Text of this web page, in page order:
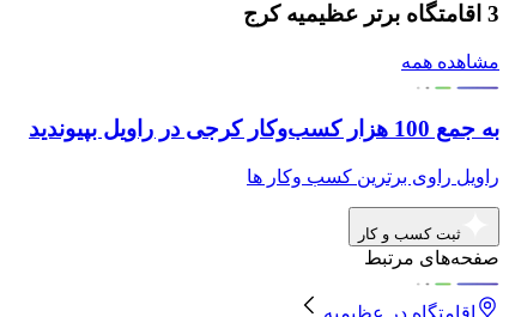
3 اقامتگاه برتر عظیمیه کرج
مشاهده همه
به جمع 100 هزار کسب‌وکار کرجی در راویل بپیوندید
راویل راوی برترین کسب وکار ها
ثبت کسب و کار
صفحه‌های مرتبط